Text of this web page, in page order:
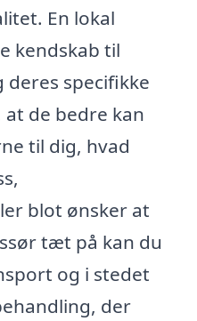
En lokal
kendskab til
specifikke
de bedre kan
til dig, hvad
blot ønsker at
tæt på kan du
og i stedet
der